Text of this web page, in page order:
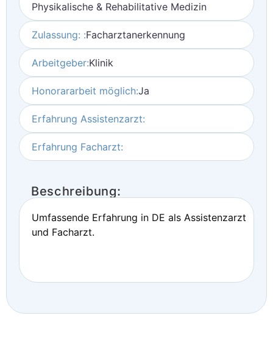
Physikalische & Rehabilitative Medizin
Zulassung: :Facharztanerkennung
Arbeitgeber:Klinik
Honorararbeit möglich:Ja
Erfahrung Assistenzarzt:
Erfahrung Facharzt:
Beschreibung:
Umfassende Erfahrung in DE als Assistenzarzt
und Facharzt.